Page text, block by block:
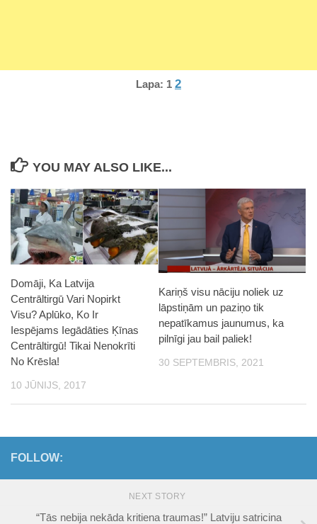
Lapa: 1 2
YOU MAY ALSO LIKE...
Domāji, Ka Latvija
Centrāltirgū Vari Nopirkt
Visu? Aplūko, Ko Ir
Iespējams Iegādāties Ķīnas
Centrāltirgū! Tikai Nenokrīti
No Krēsla!
10 JŪNIJS, 2017
Kariņš visu nāciju noliek uz
lāpstiņām un paziņo tik
nepatīkamus jaunumus, ka
pilnīgi jau bail paliek!
30 SEPTEMBRIS, 2021
FOLLOW:
NEXT STORY
“Tās nebija nekāda kritiena traumas!” Latviju satricina